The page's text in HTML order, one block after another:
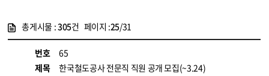
총게시물 :305건 페이지 :25/31
번호
65
제목
한국철도공사 전문직 직원 공개 모집(~3.24)